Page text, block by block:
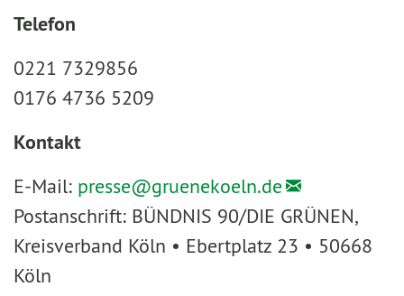
Telefon
0221 7329856
0176 4736 5209
Kontakt
E-Mail: presse@gruenekoeln.de
Postanschrift: BÜNDNIS 90/DIE GRÜNEN,
Kreisverband Köln • Ebertplatz 23 • 50668
Köln